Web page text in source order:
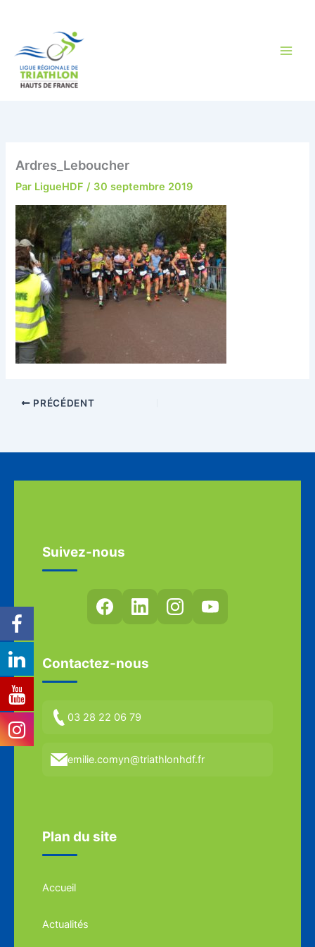
Ardres_Leboucher
Par LigueHDF/ 30 septembre 2019
PRÉCÉDENT
Suivez-nous
Contactez-nous
03 28 22 06 79
emilie.comyn@triathlonhdf.fr
Plan du site
Accueil
Actualités